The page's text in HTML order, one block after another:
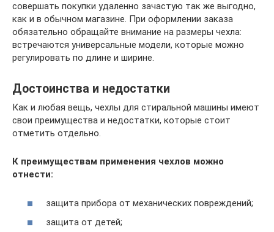
совершать покупки удаленно зачастую так же выгодно,
как и в обычном магазине. При оформлении заказа
обязательно обращайте внимание на размеры чехла:
встречаются универсальные модели, которые можно
регулировать по длине и ширине.
Достоинства и недостатки
Как и любая вещь, чехлы для стиральной машины имеют
свои преимущества и недостатки, которые стоит
отметить отдельно.
К преимуществам применения чехлов можно
отнести:
защита прибора от механических повреждений;
защита от детей;